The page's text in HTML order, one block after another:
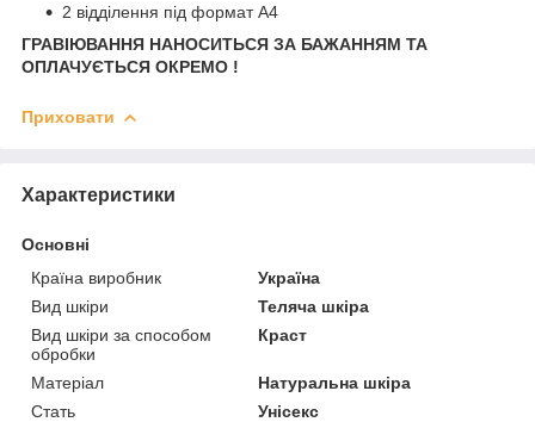
2 відділення під формат А4
ГРАВІЮВАННЯ НАНОСИТЬСЯ ЗА БАЖАННЯМ ТА
ОПЛАЧУЄТЬСЯ ОКРЕМО !
Приховати
Характеристики
Основні
Країна виробник
Україна
Вид шкіри
Теляча шкіра
Вид шкіри за способом
обробки
Краст
Матеріал
Натуральна шкіра
Стать
Унісекс